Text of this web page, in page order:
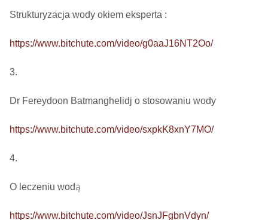
Strukturyzacja wody okiem eksperta :
https://www.bitchute.com/video/g0aaJ16NT2Oo/
3.
Dr Fereydoon Batmanghelidj o stosowaniu wody
https://www.bitchute.com/video/sxpkK8xnY7MO/
4.
O leczeniu wodą
https://www.bitchute.com/video/JsnJFgbnVdyn/